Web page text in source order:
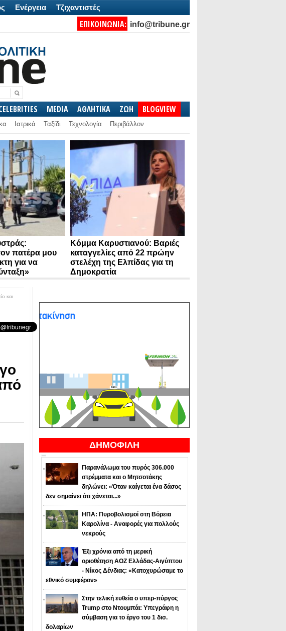
Ενέργεια Τζιχαντιστές
ΕΠΙΚΟΙΝΩΝΙΑ: info@tribune.gr
MEDIA ΑΘΛΗΤΙΚΑ ΖΩΗ BLOGVIEW
Ιατρικά Ταξίδι Τεχνολογία Περιβάλλον
πατέρα μου
για να
Κόμμα Καρυστιανού: Βαριές
καταγγελίες από 22 πρώην
στελέχη της Ελπίδας για τη
Δημοκρατία
ΔΗΜΟΦΙΛΗ
Παρανάλωμα του πυρός 306.000
στρέμματα και ο Μητσοτάκης
δηλώνει: «Όταν καίγεται ένα δάσος
δεν σημαίνει ότι χάνεται...»
ΗΠΑ: Πυροβολισμοί στη Βόρεια
Καρολίνα - Αναφορές για πολλούς
νεκρούς
Έξι χρόνια από τη μερική
οριοθέτηση ΑΟΖ Ελλάδας-Αιγύπτου
- Νίκος Δένδιας: «Κατοχυρώσαμε το
εθνικό συμφέρον»
Στην τελική ευθεία ο υπερ-πύργος
Trump στο Ντουμπάι: Υπεγράφη η
σύμβαση για το έργο του 1 δισ.
δολαρίων
και